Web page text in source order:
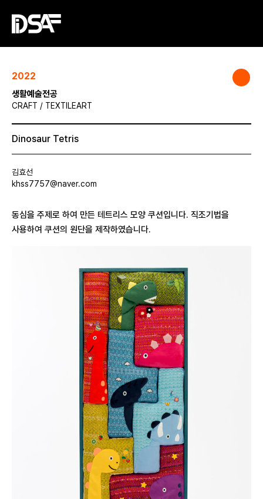
2022
생활예술전공
CRAFT / TEXTILEART
Dinosaur Tetris
김효선
khss7757@naver.com
동심을 주제로 하여 만든 테트리스 모양 쿠션입니다. 직조기법을
사용하여 쿠션의 원단을 제작하였습니다.